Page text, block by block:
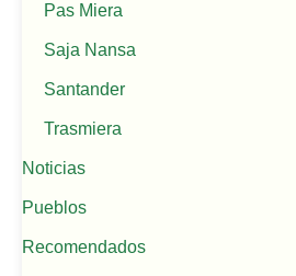
Pas Miera
Saja Nansa
Santander
Trasmiera
Noticias
Pueblos
Recomendados